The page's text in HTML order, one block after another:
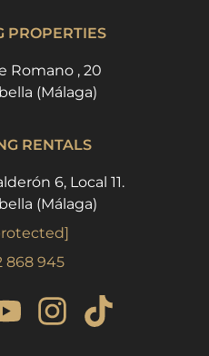
PROPERTIES
Romano , 20
(Málaga)
RENTALS
6, Local 11.
(Málaga)
868 945